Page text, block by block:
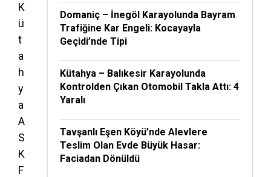
K
ü
t
a
h
y
a
A
S
K
F
Domaniç – İnegöl Karayolunda Bayram
Trafiğine Kar Engeli: Kocayayla
Geçidi’nde Tipi
Kütahya – Balıkesir Karayolunda
Kontrolden Çıkan Otomobil Takla Attı: 4
Yaralı
Tavşanlı Eşen Köyü’nde Alevlere
Teslim Olan Evde Büyük Hasar:
Faciadan Dönüldü